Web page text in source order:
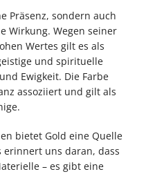
Präsenz, sondern auch
Wirkung. Wegen seiner
Wertes gilt es als
und spirituelle
Ewigkeit. Die Farbe
assoziiert und gilt als
bietet Gold eine Quelle
erinnert uns daran, dass
– es gibt eine